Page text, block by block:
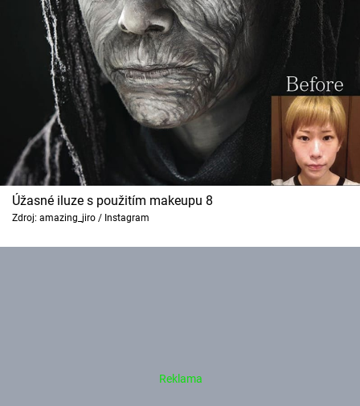
Úžasné iluze s použitím makeupu 8
Zdroj: amazing_jiro / Instagram